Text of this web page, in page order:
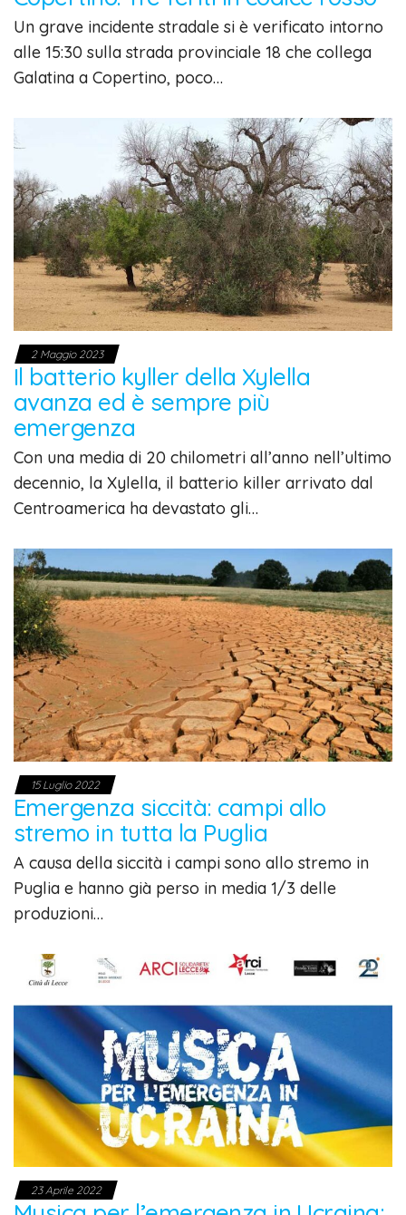
Un grave incidente stradale si è verificato intorno
alle 15:30 sulla strada provinciale 18 che collega
Galatina a Copertino, poco…
2 Maggio 2023
Il batterio kyller della Xylella
avanza ed è sempre più
emergenza
Con una media di 20 chilometri all’anno nell’ultimo
decennio, la Xylella, il batterio killer arrivato dal
Centroamerica ha devastato gli…
15 Luglio 2022
Emergenza siccità: campi allo
stremo in tutta la Puglia
A causa della siccità i campi sono allo stremo in
Puglia e hanno già perso in media 1/3 delle
produzioni…
23 Aprile 2022